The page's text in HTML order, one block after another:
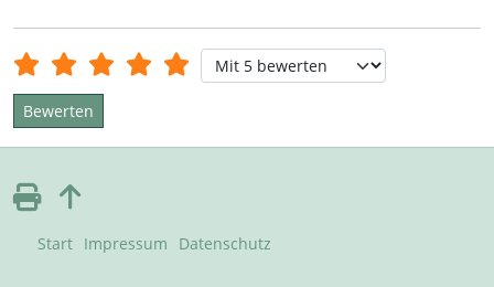
Bewertung: /5 Bitte bewerten
Start Impressum Datenschutz